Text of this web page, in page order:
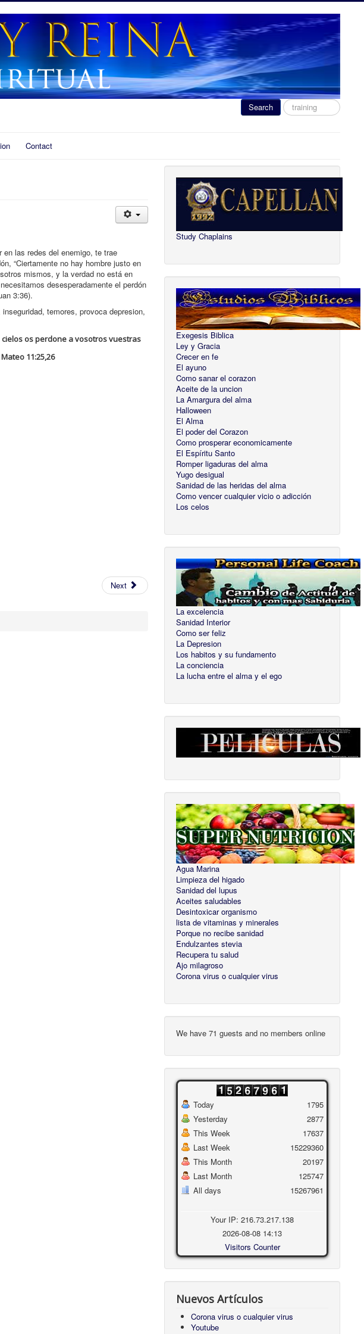
Search
Search
...
Contact
las redes del enemigo, te trae
“Ciertamente no hay hombre justo en
mismos, y la verdad no está en
desesperadamente el perdón
3:36).
temores, provoca depresion,
os perdone a vosotros vuestras
11:25,26
Next
Study Chaplains
Exegesis Biblica
Ley y Gracia
Crecer en fe
El ayuno
Como sanar el corazon
Aceite de la uncion
La Amargura del alma
Halloween
El Alma
El poder del Corazon
Como prosperar economicamente
El Espíritu Santo
Romper ligaduras del alma
Yugo desigual
Sanidad de las heridas del alma
Como vencer cualquier vicio o adicción
Los celos
La excelencia
Sanidad Interior
Como ser feliz
La Depresion
Los habitos y su fundamento
La conciencia
La lucha entre el alma y el ego
Agua Marina
Limpieza del higado
Sanidad del lupus
Aceites saludables
Desintoxicar organismo
lista de vitaminas y minerales
Porque no recibe sanidad
Endulzantes stevia
Recupera tu salud
Ajo milagroso
Corona virus o cualquier virus
We have 71 guests and no members online
Today
Yesterday
This Week
Last Week
This Month
Last Month
All days
1795
2877
17637
15229360
20197
125747
15267961
Your IP: 216.73.217.138
2026-08-08 14:13
Visitors Counter
Nuevos Artículos
Corona virus o cualquier virus
Youtube